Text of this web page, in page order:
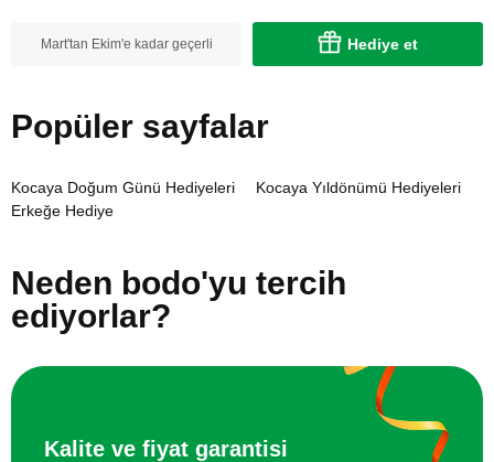
Mart'tan Ekim'e kadar geçerli Hediye et
Popüler sayfalar
Kocaya Doğum Günü Hediyeleri
Kocaya Yıldönümü Hediyeleri
Erkeğe Hediye
Neden bodo'yu tercih
ediyorlar?
Kalite ve fiyat garantisi